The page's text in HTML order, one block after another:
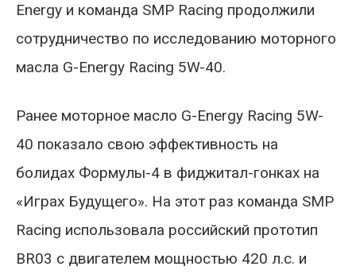
Energy и команда SMP Racing продолжили
сотрудничество по исследованию моторного
масла G-Energy Racing 5W-40.
Ранее моторное масло G-Energy Racing 5W-
40 показало свою эффективность на
болидах Формулы-4 в фиджитал-гонках на
«Играх Будущего». На этот раз команда SMP
Racing использовала российский прототип
BR03 с двигателем мощностью 420 л.с. и